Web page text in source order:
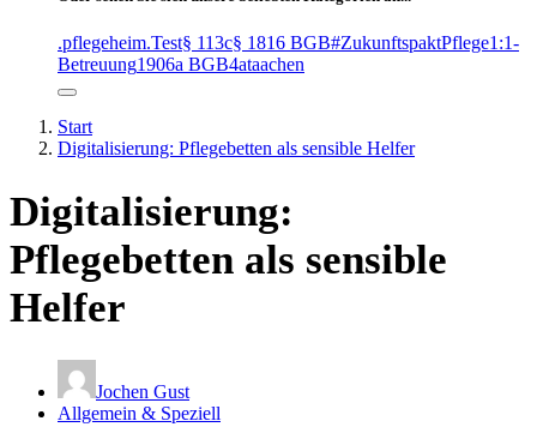
.pflegeheim.Test§ 113c§ 1816 BGB#ZukunftspaktPflege1:1-
Betreuung1906a BGB4ataachen
Start
Digitalisierung: Pflegebetten als sensible Helfer
Digitalisierung:
Pflegebetten als sensible
Helfer
Jochen Gust
Allgemein & Speziell